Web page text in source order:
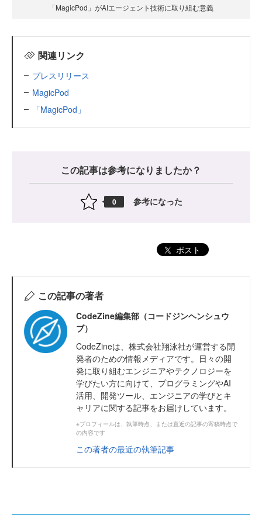
「MagicPod」がAIエージェント技術に取り組む意義
関連リンク
プレスリリース
MagicPod
「MagicPod」
この記事は参考になりましたか？
0 参考になった
ポスト
この記事の著者
CodeZine編集部（コードジンヘンシュウ
ブ）
CodeZineは、株式会社翔泳社が運営する開
発者のための情報メディアです。日々の開
発に取り組むエンジニアやテクノロジーを
学びたい方に向けて、プログラミングやAI
活用、開発ツール、エンジニアの学びとキ
ャリアに関する記事をお届けしています。
※プロフィールは、執筆時点、または直近の記事の寄稿時点で
の内容です
この著者の最近の執筆記事